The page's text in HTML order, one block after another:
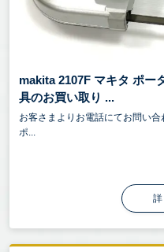
makita 2107F マキタ ポー
具のお買い取り ...
お客さまよりお電話にてお問い
ポ...
詳